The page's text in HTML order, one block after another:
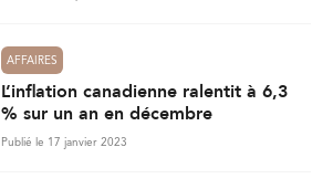
AFFAIRES
L’inflation canadienne ralentit à 6,3
% sur un an en décembre
Publié le 17 janvier 2023